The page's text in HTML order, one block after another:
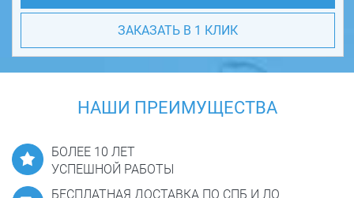
ЗАКАЗАТЬ В 1 КЛИК
НАШИ ПРЕИМУЩЕСТВА
БОЛЕЕ 10 ЛЕТ
УСПЕШНОЙ РАБОТЫ
БЕСПЛАТНАЯ ДОСТАВКА ПО СПБ И ЛО